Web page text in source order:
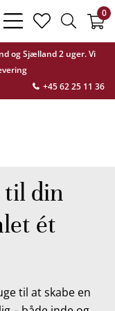
og Sjælland 2 uger. Vi
+45 62 25 11 36
bars
light
heart
light
search
light
0
til din
ét
til at skabe en
beklædning